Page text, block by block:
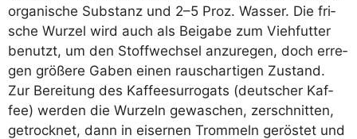
orga­ni­sche Sub­stanz und 2–5 Proz. Was­ser. Die fri­
sche Wur­zel wird auch als Bei­ga­be zum Vieh­fut­ter
benutzt, um den Stoff­wech­sel anzu­re­gen, doch erre­
gen grö­ße­re Gaben einen rausch­ar­ti­gen Zustand.
Zur Berei­tung des Kaf­fee­sur­ro­gats (deut­scher Kaf­
fee) wer­den die Wur­zeln gewa­schen, zer­schnit­ten,
getrock­net, dann in eiser­nen Trom­meln gerös­tet und